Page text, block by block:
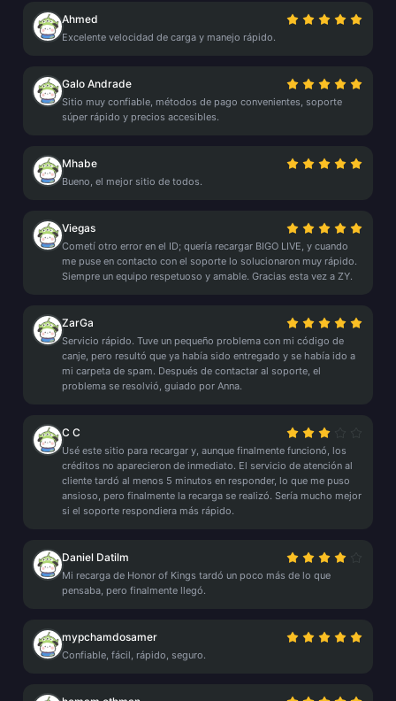
Ahmed
Excelente velocidad de carga y manejo rápido.
Galo Andrade
Sitio muy confiable, métodos de pago convenientes, soporte
súper rápido y precios accesibles.
Mhabe
Bueno, el mejor sitio de todos.
Viegas
Cometí otro error en el ID; quería recargar BIGO LIVE, y cuando
me puse en contacto con el soporte lo solucionaron muy rápido.
Siempre un equipo respetuoso y amable. Gracias esta vez a ZY.
ZarGa
Servicio rápido. Tuve un pequeño problema con mi código de
canje, pero resultó que ya había sido entregado y se había ido a
mi carpeta de spam. Después de contactar al soporte, el
problema se resolvió, guiado por Anna.
C C
Usé este sitio para recargar y, aunque finalmente funcionó, los
créditos no aparecieron de inmediato. El servicio de atención al
cliente tardó al menos 5 minutos en responder, lo que me puso
ansioso, pero finalmente la recarga se realizó. Sería mucho mejor
si el soporte respondiera más rápido.
Daniel Datilm
Mi recarga de Honor of Kings tardó un poco más de lo que
pensaba, pero finalmente llegó.
mypchamdosamer
Confiable, fácil, rápido, seguro.